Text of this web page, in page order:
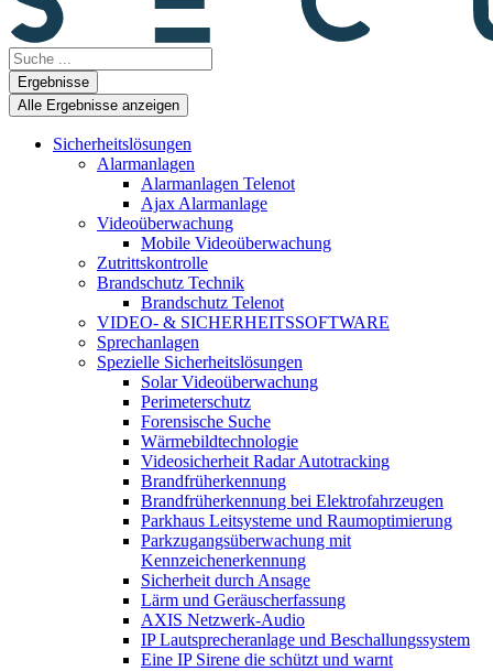
Search
...Ergebnisse
Alle Ergebnisse anzeigen
Sicherheitslösungen
Alarmanlagen
Alarmanlagen Telenot
Ajax Alarmanlage
Videoüberwachung
Mobile Videoüberwachung
Zutrittskontrolle
Brandschutz Technik
Brandschutz Telenot
VIDEO- & SICHERHEITSSOFTWARE
Sprechanlagen
Spezielle Sicherheitslösungen
Solar Videoüberwachung
Perimeterschutz
Forensische Suche
Wärmebildtechnologie
Videosicherheit Radar Autotracking​
Brandfrüherkennung
Brandfrüherkennung bei Elektrofahrzeugen
Parkhaus Leitsysteme und Raumoptimierung
Parkzugangsüberwachung mit
Kennzeichenerkennung
Sicherheit durch Ansage
Lärm und Geräuscherfassung
AXIS Netzwerk-Audio
IP Lautsprecheranlage und Beschallungssystem
Eine IP Sirene die schützt und warnt